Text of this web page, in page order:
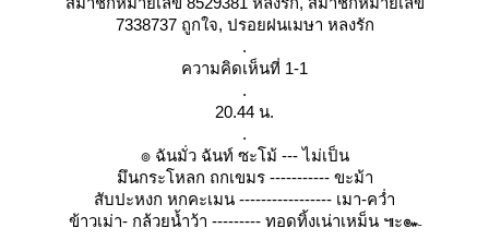
7338737 ถูกใจ, ปรอยฝนเมษา หลงรัก
.
ความคิดเห็นที่ 1-1
.
20.44 น.
.
๏ ฉันมั่ว ฉันท์ ซะโม้ --- ไม่เป็น
มึนกระโหลก ถกเขมร ----------- ขะม้า
สับปะหงก หกคะเมน ----------------- เมา-คว่ำ
ข้าวเม่า- กล้วยน้ำว้า --------- ทอดทิ้งเน่าเหม็น ๚ะ๛